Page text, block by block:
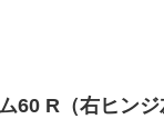
R（右ヒンジ